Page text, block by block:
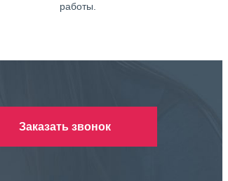
работы.
Заказать звонок